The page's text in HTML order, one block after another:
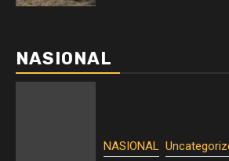
NASIONAL
NASIONAL